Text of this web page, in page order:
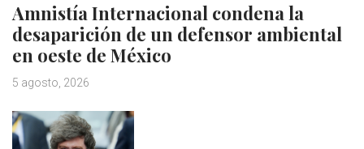
Amnistía Internacional condena la
desaparición de un defensor ambiental
en oeste de México
5 agosto, 2026